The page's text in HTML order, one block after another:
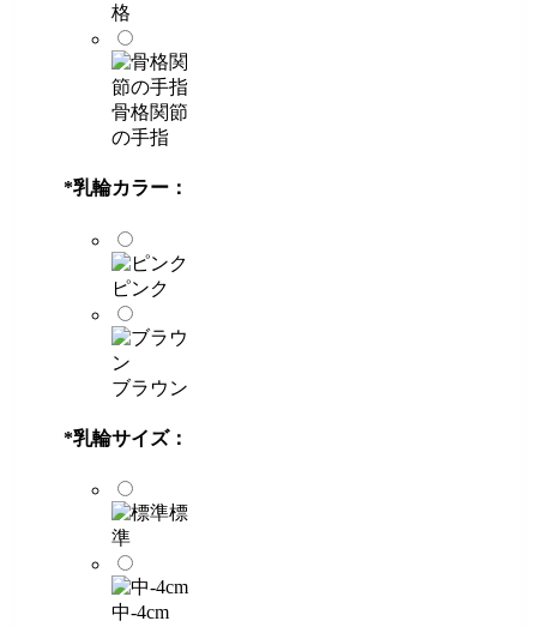
格
骨格関節
の手指
*乳輪カラー：
ピンク
ブラウン
*乳輪サイズ：
標
準
中-4cm